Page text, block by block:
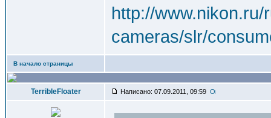
http://
cameras/slr/
В начало страницы
TerribleFloater Написано: 07.09.2011, 09:59